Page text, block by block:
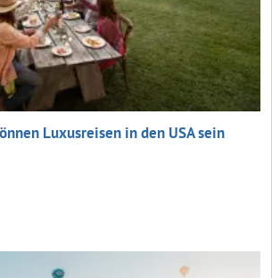
Luxusreisen in den USA sein